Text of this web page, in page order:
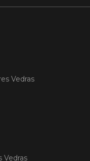
Vedras
Vedras